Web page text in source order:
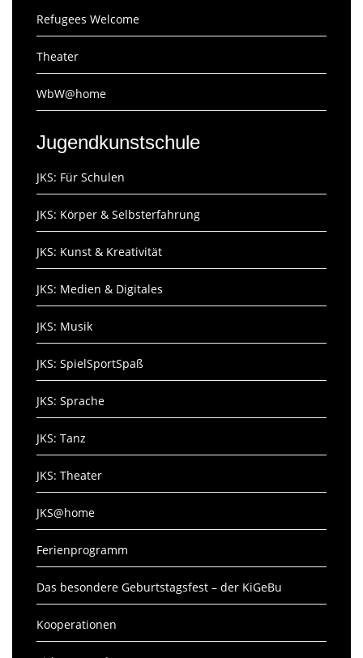
Refugees Welcome
Theater
WbW@home
Jugendkunstschule
JKS: Für Schulen
JKS: Körper & Selbsterfahrung
JKS: Kunst & Kreativität
JKS: Medien & Digitales
JKS: Musik
JKS: SpielSportSpaß
JKS: Sprache
JKS: Tanz
JKS: Theater
JKS@home
Ferienprogramm
Das besondere Geburtstagsfest – der KiGeBu
Kooperationen